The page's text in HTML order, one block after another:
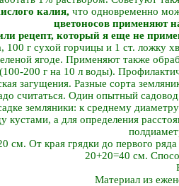
калия, что одновременно
цветоносов применяют
рецепт, который я еще не
100 г сухой горчицы и 1 ст. ложку
ягоде. Применяют также
200 г на 10 л воды).
загущения. Разные сорта
считаться. Один опытный
земляники: к среднему
кустами, а для определения
см. От края грядки до первого
20+20=40 см.
Материал из